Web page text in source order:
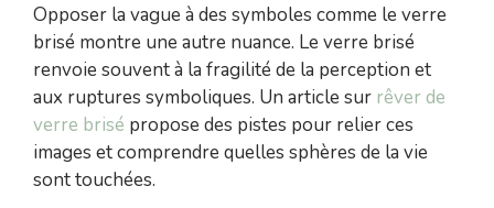
Opposer la vague à des symboles comme le verre
brisé montre une autre nuance. Le verre brisé
renvoie souvent à la fragilité de la perception et
aux ruptures symboliques. Un article sur rêver de
verre brisé propose des pistes pour relier ces
images et comprendre quelles sphères de la vie
sont touchées.